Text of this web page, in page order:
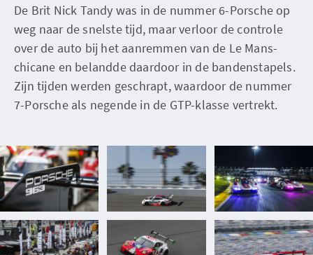
De Brit Nick Tandy was in de nummer 6-Porsche op
weg naar de snelste tijd, maar verloor de controle
over de auto bij het aanremmen van de Le Mans-
chicane en belandde daardoor in de bandenstapels.
Zijn tijden werden geschrapt, waardoor de nummer
7-Porsche als negende in de GTP-klasse vertrekt.